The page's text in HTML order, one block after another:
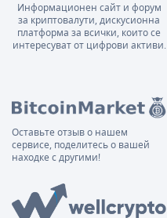
Информационен сайт и форум
за криптовалути, дискусионна
платформа за всички, които се
интересуват от цифрови активи.
Оставьте отзыв о нашем
сервисе, поделитесь о вашей
находке с другими!